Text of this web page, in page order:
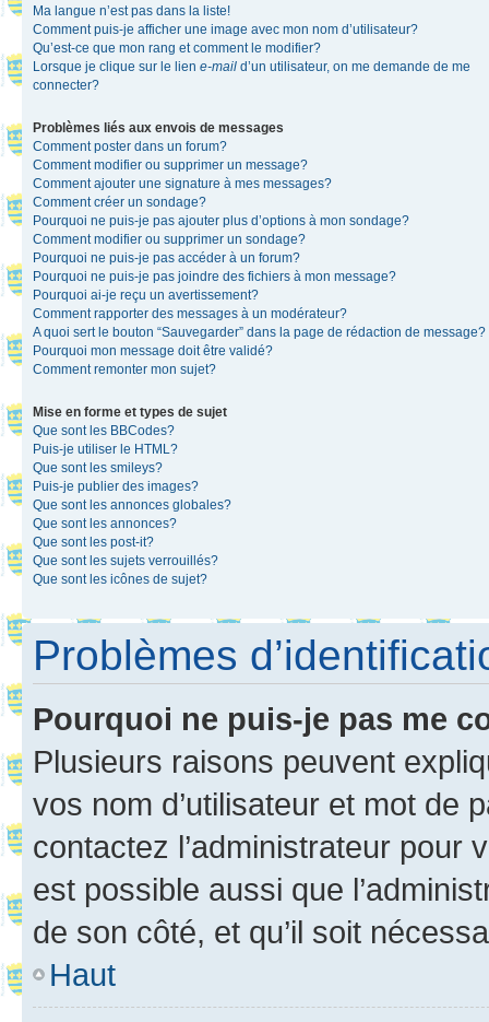
Ma langue n’est pas dans la liste!
Comment puis-je afficher une image avec mon nom d’utilisateur?
Qu’est-ce que mon rang et comment le modifier?
Lorsque je clique sur le lien e-mail d’un utilisateur, on me demande de me
connecter?
Problèmes liés aux envois de messages
Comment poster dans un forum?
Comment modifier ou supprimer un message?
Comment ajouter une signature à mes messages?
Comment créer un sondage?
Pourquoi ne puis-je pas ajouter plus d’options à mon sondage?
Comment modifier ou supprimer un sondage?
Pourquoi ne puis-je pas accéder à un forum?
Pourquoi ne puis-je pas joindre des fichiers à mon message?
Pourquoi ai-je reçu un avertissement?
Comment rapporter des messages à un modérateur?
A quoi sert le bouton “Sauvegarder” dans la page de rédaction de message?
Pourquoi mon message doit être validé?
Comment remonter mon sujet?
Mise en forme et types de sujet
Que sont les BBCodes?
Puis-je utiliser le HTML?
Que sont les smileys?
Puis-je publier des images?
Que sont les annonces globales?
Que sont les annonces?
Que sont les post-it?
Que sont les sujets verrouillés?
Que sont les icônes de sujet?
Problèmes
Pourquoi ne puis-je pas me
Plusieurs raisons peuvent
vos nom d’utilisateur et mot de
contactez l’administrateur pour
est possible aussi que
de son côté, et qu’il soit
Haut